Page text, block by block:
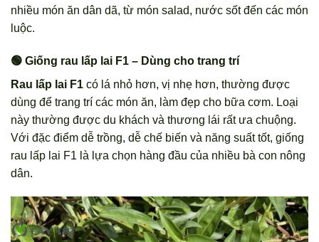
nhiều món ăn dân dã, từ món salad, nước sốt đến các món
luộc.
🟢 Giống rau lấp lai F1 – Dùng cho trang trí
Rau lấp lai F1 có lá nhỏ hơn, vị nhẹ hơn, thường được
dùng để trang trí các món ăn, làm đẹp cho bữa cơm. Loại
này thường được du khách và thương lái rất ưa chuộng.
Với đặc điểm dễ trồng, dễ chế biến và năng suất tốt, giống
rau lấp lai F1 là lựa chọn hàng đầu của nhiều bà con nông
dân.